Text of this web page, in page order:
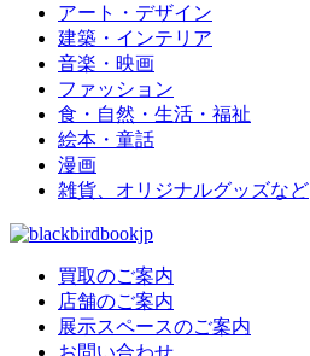
アート・デザイン
建築・インテリア
音楽・映画
ファッション
食・自然・生活・福祉
絵本・童話
漫画
雑貨、オリジナルグッズなど
買取のご案内
店舗のご案内
展示スペースのご案内
お問い合わせ